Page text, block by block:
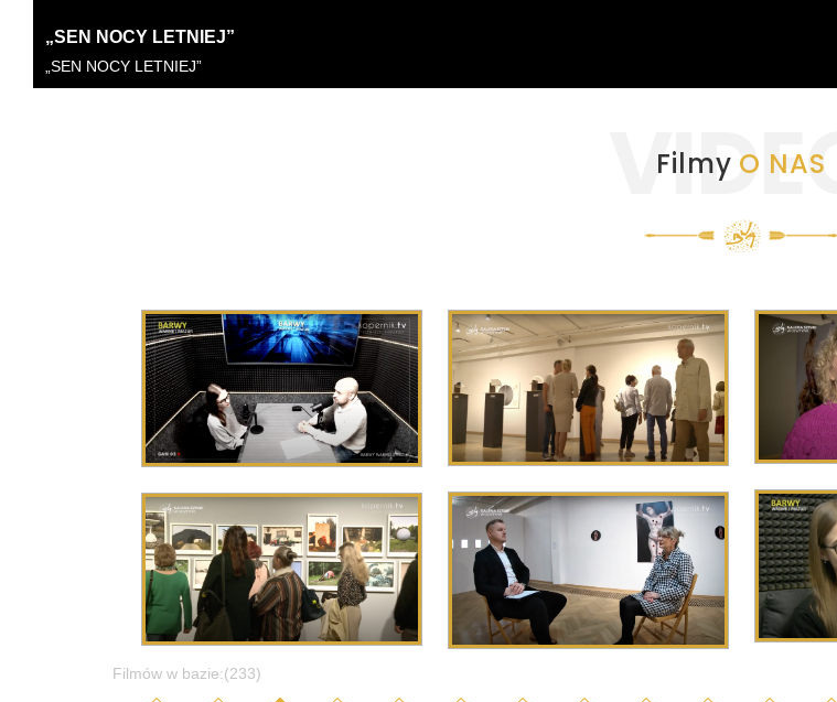
„SEN NOCY LETNIEJ”
„SEN NOCY LETNIEJ”
VIDEO
Filmy O NAS
Filmów w bazie:(233)